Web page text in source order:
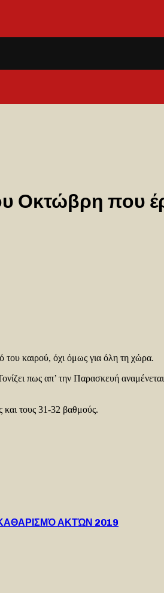
Οκτώβρη που
του καιρού, όχι όμως για όλη τη χώρα.
πως απ’ την Παρασκευή
και τους 31-32 βαθμούς.
ΑΚΤΏΝ 2019